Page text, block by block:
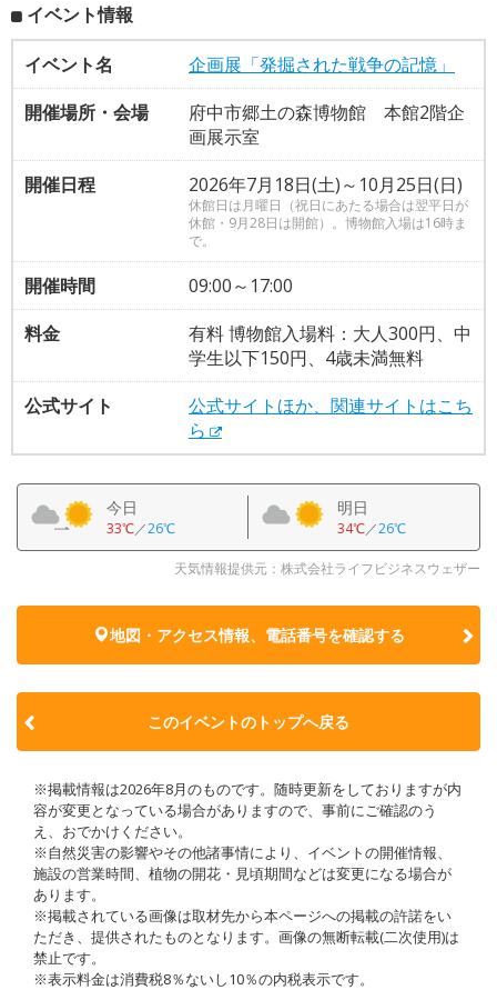
イベント情報
イベント名
企画展「発掘された戦争の記憶」
開催場所・会場
府中市郷土の森博物館 本館2階企
画展示室
開催日程
2026年7月18日(土)～10月25日(日)
休館日は月曜日（祝日にあたる場合は翌平日が
休館・9月28日は開館）。博物館入場は16時ま
で。
開催時間
09:00～17:00
料金
有料 博物館入場料：大人300円、中
学生以下150円、4歳未満無料
公式サイト
公式サイトほか、関連サイトはこち
ら
今日
33℃／26℃
明日
34℃／26℃
天気情報提供元：株式会社ライフビジネスウェザー
地図・アクセス情報、電話番号を確認する
このイベントのトップへ戻る
※掲載情報は2026年8月のものです。随時更新をしておりますが内
容が変更となっている場合がありますので、事前にご確認のう
え、おでかけください。
※自然災害の影響やその他諸事情により、イベントの開催情報、
施設の営業時間、植物の開花・見頃期間などは変更になる場合が
あります。
※掲載されている画像は取材先から本ページへの掲載の許諾をい
ただき、提供されたものとなります。画像の無断転載(二次使用)は
禁止です。
※表示料金は消費税8％ないし10％の内税表示です。